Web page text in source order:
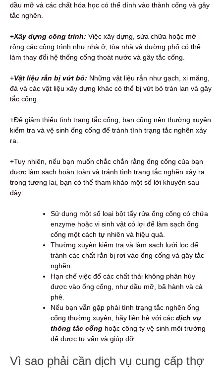
dầu mỡ và các chất hóa học có thể dính vào thành cống và gây
tắc nghẽn.
+Xây dựng công trình: Việc xây dựng, sửa chữa hoặc mở
rộng các công trình như nhà ở, tòa nhà và đường phố có thể
làm thay đổi hệ thống cống thoát nước và gây tắc cống.
+Vật liệu rắn bị vứt bỏ: Những vật liệu rắn như gạch, xi măng,
đá và các vật liệu xây dựng khác có thể bị vứt bỏ tràn lan và gây
tắc cống.
+Để giảm thiểu tình trạng tắc cống, bạn cũng nên thường xuyên
kiểm tra và vệ sinh ống cống để tránh tình trạng tắc nghẽn xảy
ra.
+Tuy nhiên, nếu bạn muốn chắc chắn rằng ống cống của bạn
được làm sạch hoàn toàn và tránh tình trạng tắc nghẽn xảy ra
trong tương lai, bạn có thể tham khảo một số lời khuyên sau
đây:
Sử dụng một số loại bột tẩy rửa ống cống có chứa
enzyme hoặc vi sinh vật có lợi để làm sạch ống
cống một cách tự nhiên và hiệu quả.
Thường xuyên kiểm tra và làm sạch lưới lọc để
tránh các chất rắn bị rơi vào ống cống và gây tắc
nghẽn.
Hạn chế việc đổ các chất thải không phân hủy
được vào ống cống, như dầu mỡ, bã hành và cà
phê.
Nếu bạn vẫn gặp phải tình trạng tắc nghẽn ống
cống thường xuyên, hãy liên hệ với các dịch vụ
thông tắc cống hoặc công ty vệ sinh môi trường
để được tư vấn và giúp đỡ.
Vì sao phải cần dịch vụ cung cấp thợ